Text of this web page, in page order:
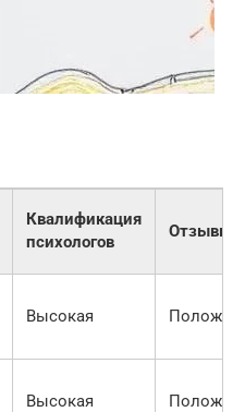
Квалификация
психологов
Отзывы
Высокая
Высокая